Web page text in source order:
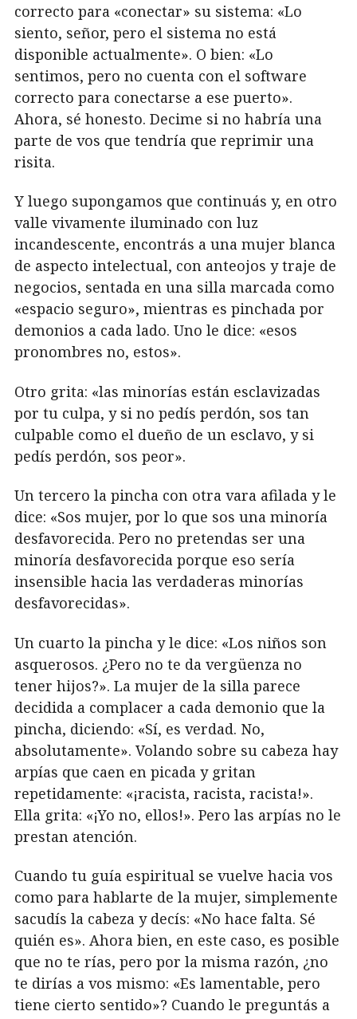
correcto para «conectar» su sistema: «Lo
siento, señor, pero el sistema no está
disponible actualmente». O bien: «Lo
sentimos, pero no cuenta con el software
correcto para conectarse a ese puerto».
Ahora, sé honesto. Decime si no habría una
parte de vos que tendría que reprimir una
risita.
Y luego supongamos que continuás y, en otro
valle vivamente iluminado con luz
incandescente, encontrás a una mujer blanca
de aspecto intelectual, con anteojos y traje de
negocios, sentada en una silla marcada como
«espacio seguro», mientras es pinchada por
demonios a cada lado. Uno le dice: «esos
pronombres no, estos».
Otro grita: «las minorías están esclavizadas
por tu culpa, y si no pedís perdón, sos tan
culpable como el dueño de un esclavo, y si
pedís perdón, sos peor».
Un tercero la pincha con otra vara afilada y le
dice: «Sos mujer, por lo que sos una minoría
desfavorecida. Pero no pretendas ser una
minoría desfavorecida porque eso sería
insensible hacia las verdaderas minorías
desfavorecidas».
Un cuarto la pincha y le dice: «Los niños son
asquerosos. ¿Pero no te da vergüenza no
tener hijos?». La mujer de la silla parece
decidida a complacer a cada demonio que la
pincha, diciendo: «Sí, es verdad. No,
absolutamente». Volando sobre su cabeza hay
arpías que caen en picada y gritan
repetidamente: «¡racista, racista, racista!».
Ella grita: «¡Yo no, ellos!». Pero las arpías no le
prestan atención.
Cuando tu guía espiritual se vuelve hacia vos
como para hablarte de la mujer, simplemente
sacudís la cabeza y decís: «No hace falta. Sé
quién es». Ahora bien, en este caso, es posible
que no te rías, pero por la misma razón, ¿no
te dirías a vos mismo: «Es lamentable, pero
tiene cierto sentido»? Cuando le preguntás a